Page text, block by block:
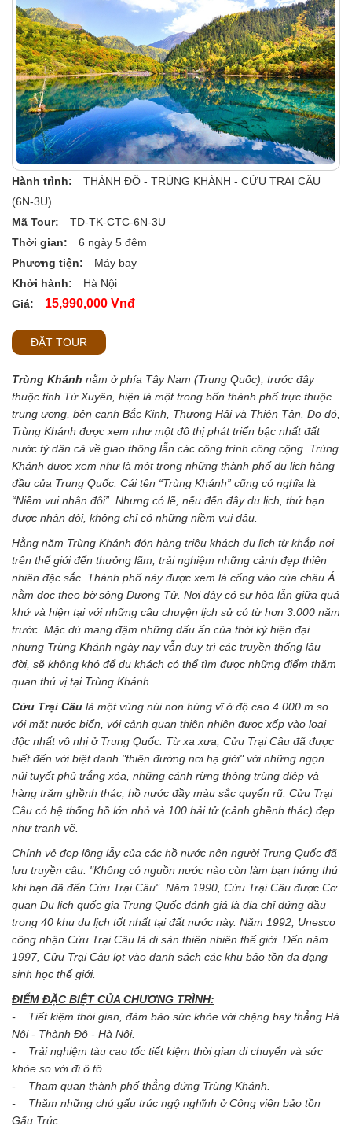
Hành trình:
THÀNH ĐÔ - TRÙNG KHÁNH - CỬU TRẠI CÂU
(6N-3U)
Mã Tour:
TD-TK-CTC-6N-3U
Thời gian:
6 ngày 5 đêm
Phương tiện:
Máy bay
Khởi hành:
Hà Nội
Giá:
15,990,000 Vnđ
ĐẶT TOUR
Trùng Khánh nằm ở phía Tây Nam (Trung Quốc), trước đây
thuộc tỉnh Tứ Xuyên, hiện là một trong bốn thành phố trực thuộc
trung ương, bên cạnh Bắc Kinh, Thượng Hải và Thiên Tân. Do đó,
Trùng Khánh được xem như một đô thị phát triển bậc nhất đất
nước tỷ dân cả về giao thông lẫn các công trình công cộng. Trùng
Khánh được xem như là một trong những thành phố du lịch hàng
đầu của Trung Quốc. Cái tên “Trùng Khánh” cũng có nghĩa là
“Niềm vui nhân đôi”. Nhưng có lẽ, nếu đến đây du lịch, thứ bạn
được nhân đôi, không chỉ có những niềm vui đâu.
Hằng năm Trùng Khánh đón hàng triệu khách du lịch từ khắp nơi
trên thế giới đến thưởng lãm, trải nghiệm những cảnh đẹp thiên
nhiên đặc sắc. Thành phố này được xem là cổng vào của châu Á
nằm dọc theo bờ sông Dương Tử. Nơi đây có sự hòa lẫn giữa quá
khứ và hiện tại với những câu chuyện lịch sử có từ hơn 3.000 năm
trước. Mặc dù mang đậm những dấu ấn của thời kỳ hiện đại
nhưng Trùng Khánh ngày nay vẫn duy trì các truyền thống lâu
đời, sẽ không khó để du khách có thể tìm được những điểm thăm
quan thú vị tại Trùng Khánh.
Cửu Trại Câu là một vùng núi non hùng vĩ ở độ cao 4.000 m so
với mặt nước biển, với cảnh quan thiên nhiên được xếp vào loại
độc nhất vô nhị ở Trung Quốc. Từ xa xưa, Cửu Trại Câu đã được
biết đến với biệt danh "thiên đường nơi hạ giới" với những ngọn
núi tuyết phủ trắng xóa, những cánh rừng thông trùng điệp và
hàng trăm ghềnh thác, hồ nước đầy màu sắc quyến rũ. Cửu Trại
Câu có hệ thống hồ lớn nhỏ và 100 hải tử (cảnh ghềnh thác) đẹp
như tranh vẽ.
Chính vẻ đẹp lộng lẫy của các hồ nước nên người Trung Quốc đã
lưu truyền câu: "Không có nguồn nước nào còn làm bạn hứng thú
khi bạn đã đến Cửu Trại Câu". Năm 1990, Cửu Trại Câu được Cơ
quan Du lịch quốc gia Trung Quốc đánh giá là địa chỉ đứng đầu
trong 40 khu du lịch tốt nhất tại đất nước này. Năm 1992, Unesco
công nhận Cửu Trại Câu là di sản thiên nhiên thế giới. Đến năm
1997, Cửu Trại Câu lọt vào danh sách các khu bảo tồn đa dạng
sinh học thế giới.
ĐIỂM ĐẶC BIỆT CỦA CHƯƠNG TRÌNH:
- Tiết kiệm thời gian, đảm bảo sức khỏe với chặng bay thẳng Hà
Nội - Thành Đô - Hà Nội.
- Trải nghiệm tàu cao tốc tiết kiệm thời gian di chuyển và sức
khỏe so với đi ô tô.
- Tham quan thành phố thẳng đứng Trùng Khánh.
- Thăm những chú gấu trúc ngộ nghĩnh ở Công viên bảo tồn
Gấu Trúc.